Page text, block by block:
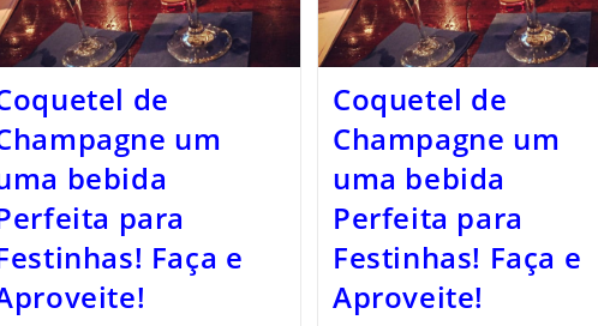
de
um
bebida
para
Faça e
Coquetel de
Champagne um
uma bebida
Perfeita para
Festinhas! Faça e
Aproveite!